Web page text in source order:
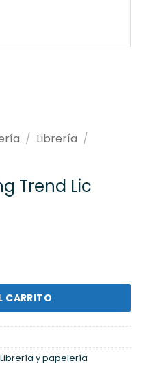
/ Librería /
Trend Lic
Pushen cantidad
CARRITO
Librería y papelería